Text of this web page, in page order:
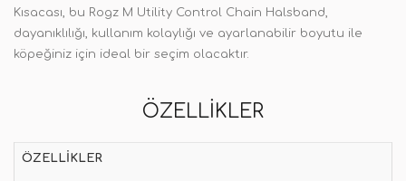
Kısacası, bu Rogz M Utility Control Chain Halsband,
dayanıklılığı, kullanım kolaylığı ve ayarlanabilir boyutu ile
köpeğiniz için ideal bir seçim olacaktır.
ÖZELLIKLER
ÖZELLIKLER